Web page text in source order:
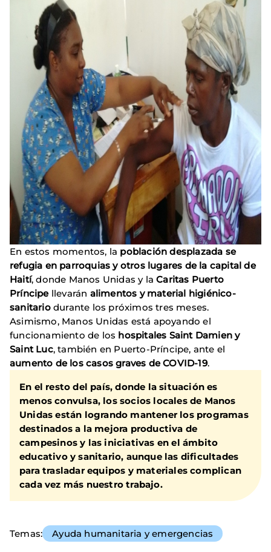
En estos momentos, la población desplazada se
refugia en parroquias y otros lugares de la capital de
Haití, donde Manos Unidas y laCaritas Puerto
Príncipellevarán alimentos y material higiénico-
sanitariodurante los próximos tres meses.
Asimismo, Manos Unidas está apoyando el
funcionamiento de los hospitales Saint Damien y
Saint Luc, también en Puerto-Príncipe, ante el
aumento de los casos graves de COVID-19.
En el resto del país, donde la situación es
menos convulsa, los socios locales de Manos
Unidas están logrando mantener los programas
destinados a la mejora productiva de
campesinos y las iniciativas en el ámbito
educativo y sanitario, aunque las dificultades
para trasladar equipos y materiales complican
cada vez más nuestro trabajo.
Temas Ayuda humanitaria y emergencias